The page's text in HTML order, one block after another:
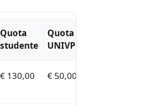
Quota
studente
Quota
UNIVPM
€ 130,00 € 50,00